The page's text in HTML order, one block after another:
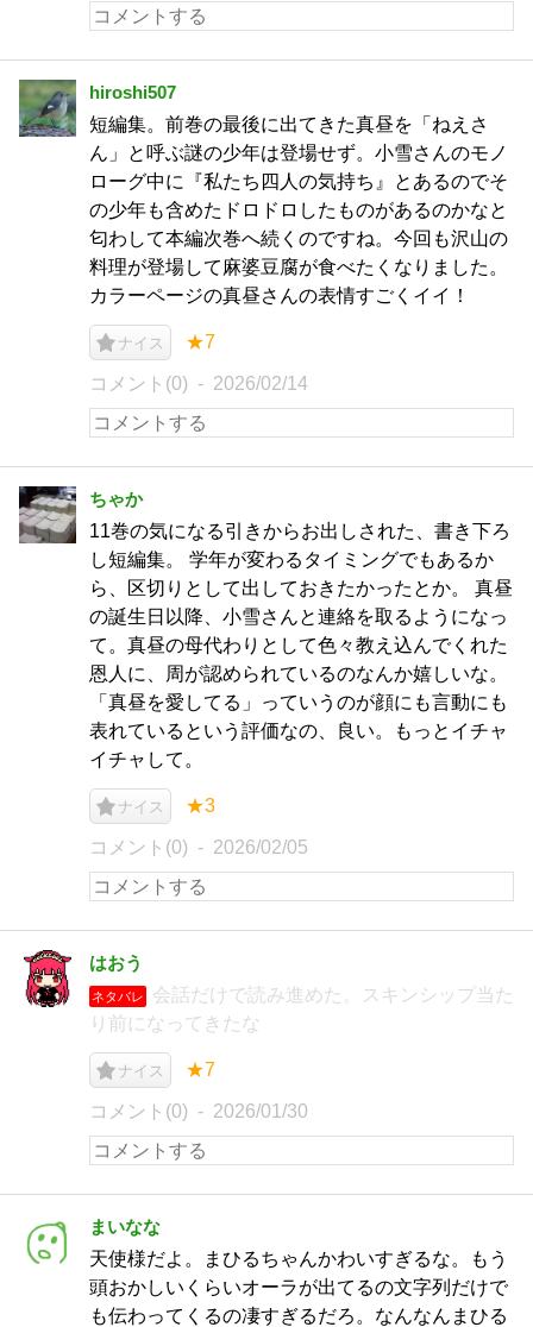
hiroshi507
短編集。前巻の最後に出てきた真昼を「ねえさ
ん」と呼ぶ謎の少年は登場せず。小雪さんのモノ
ローグ中に『私たち四人の気持ち』とあるのでそ
の少年も含めたドロドロしたものがあるのかなと
匂わして本編次巻へ続くのですね。今回も沢山の
料理が登場して麻婆豆腐が食べたくなりました。
カラーページの真昼さんの表情すごくイイ！
ナイス ★7
コメント(0) 2026/02/14
ちゃか
11巻の気になる引きからお出しされた、書き下ろ
し短編集。 学年が変わるタイミングでもあるか
ら、区切りとして出しておきたかったとか。 真昼
の誕生日以降、小雪さんと連絡を取るようになっ
て。真昼の母代わりとして色々教え込んでくれた
恩人に、周が認められているのなんか嬉しいな。
「真昼を愛してる」っていうのが顔にも言動にも
表れているという評価なの、良い。もっとイチャ
イチャして。
ナイス ★3
コメント(0) 2026/02/05
はおう
ネタバレ
会話だけで読み進めた。スキンシップ当た
り前になってきたな
ナイス ★7
コメント(0) 2026/01/30
まいなな
天使様だよ。まひるちゃんかわいすぎるな。もう
頭おかしいくらいオーラが出てるの文字列だけで
も伝わってくるの凄すぎるだろ。なんなんまひる